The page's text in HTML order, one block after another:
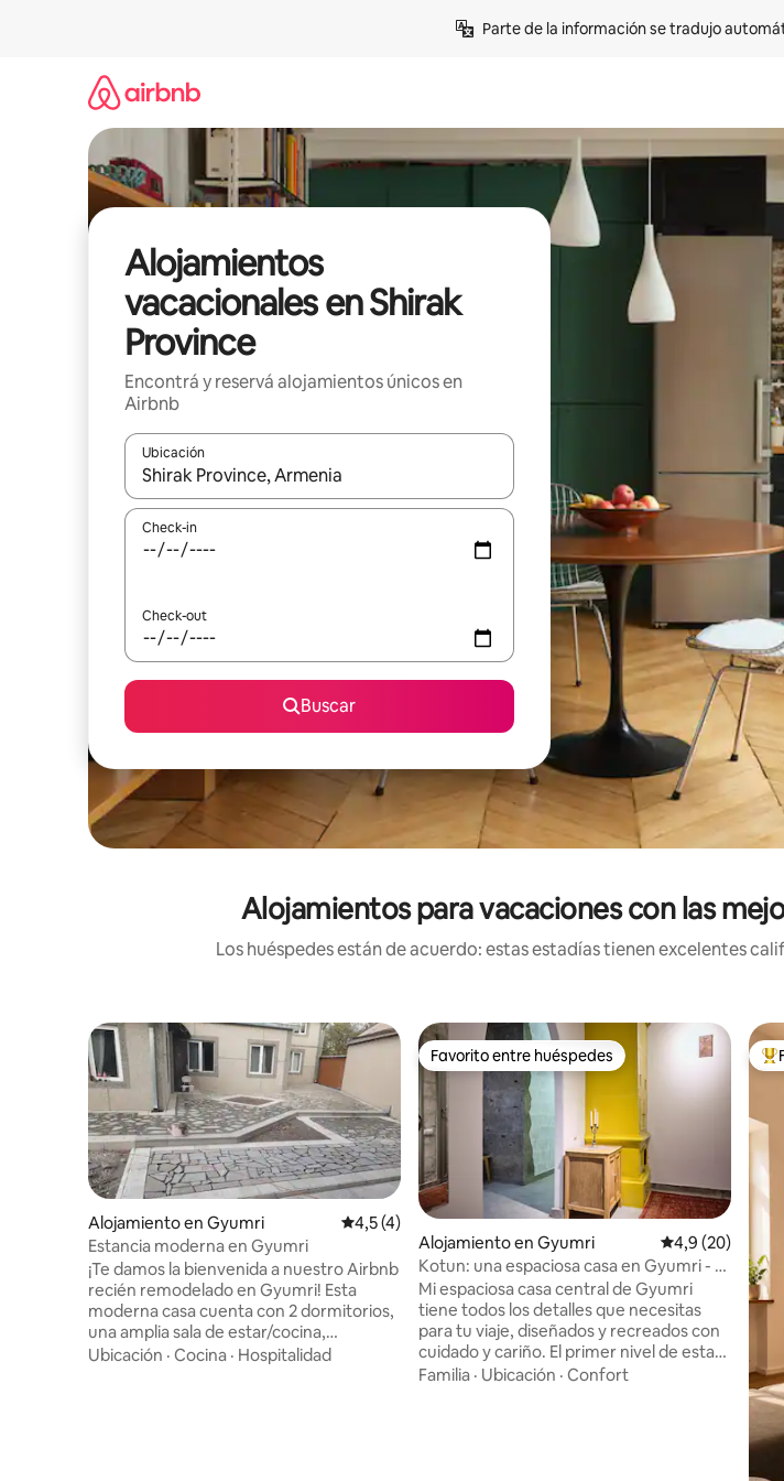
Parte de la información se tradujo
Alojamientos
vacacionales en Shirak
Province
Encontrá y reservá alojamientos únicos en
Airbnb
Ubicación
Cuando los resultados estén disponibles, navegá con las teclas de flecha hacia arriba y
Check-in
Check-out
Buscar
Alojamientos para vacaciones con las
Los huéspedes están de acuerdo: estas estadías tienen excelentes
Alojamiento en Gyumri Calificación promedio: 4,5 de 5. 4 evaluaciones
4,5 (4)
Estancia moderna en Gyumri
¡Te damos la bienvenida a nuestro Airbnb
recién remodelado en Gyumri! Esta
moderna casa cuenta con 2 dormitorios,
una amplia sala de estar/cocina,
lavandería, 2 baños y pisos de baldosas
Ubicación · Cocina · Hospitalidad
Favorito entre huéspedes
Favorito entre huéspedes
Alojamiento en Gyumri Calificación
4,9 (20)
Kotun: una espaciosa casa en Gyumri - el
primer piso
Mi espaciosa casa central de Gyumri
tiene todos los detalles que necesitas
para tu viaje, diseñados y recreados con
cuidado y cariño. El primer nivel de esta
casa de 2 pisos con entrada
Familia · Ubicación · Confort